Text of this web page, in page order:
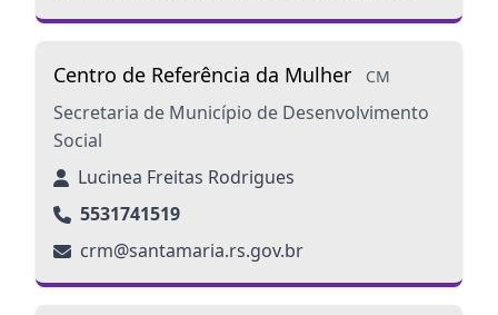
Centro de Referência da Mulher CM
Secretaria de Município de Desenvolvimento
Social
Lucinea Freitas Rodrigues
5531741519
crm@santamaria.rs.gov.br